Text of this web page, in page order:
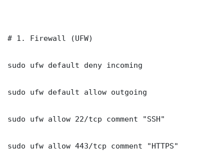
# 1. Firewall (UFW)
sudo ufw default deny incoming
sudo ufw default allow outgoing
sudo ufw allow 22/tcp comment "SSH"
sudo ufw allow 443/tcp comment "HTTPS"